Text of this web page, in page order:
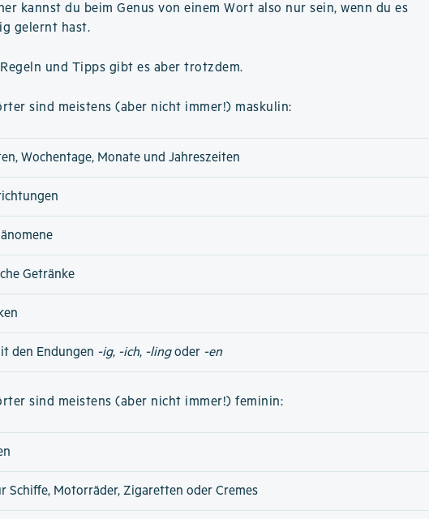
kannst du beim Genus von einem Wort also nur sein, wenn du es
gelernt hast.
und Tipps gibt es aber trotzdem.
sind meistens (aber nicht immer!) maskulin:
Wochentage, Monate und Jahreszeiten
Getränke
den Endungen -ig, -ich, -lingoder -en
sind meistens (aber nicht immer!) feminin:
Schiffe, Motorräder, Zigaretten oder Cremes